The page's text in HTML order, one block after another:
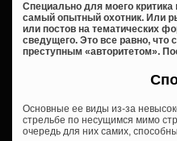
Специально для моего
самый опытный охотник. Или
или постов на тематических
сведущего. Это все равно, что
преступным «авторитетом».
Основные ее виды из-за
стрельбе по несущимся мимо
очередь для них самих,